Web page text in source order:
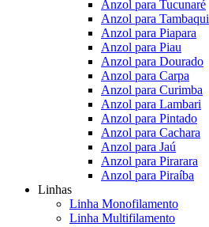
Anzol para Tucunaré
Anzol para Tambaqui
Anzol para Piapara
Anzol para Piau
Anzol para Dourado
Anzol para Carpa
Anzol para Curimba
Anzol para Lambari
Anzol para Pintado
Anzol para Cachara
Anzol para Jaú
Anzol para Pirarara
Anzol para Piraíba
Linhas
Linha Monofilamento
Linha Multifilamento